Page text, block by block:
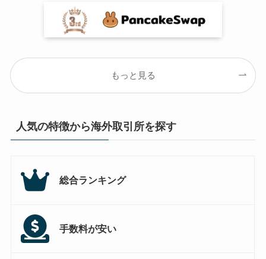
もっと見る
人気の特徴から海外取引所を探す
総合ランキング
手数料が安い